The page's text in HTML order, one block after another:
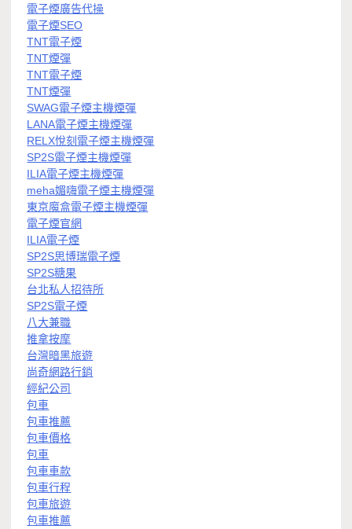
電子煙廣告代操
電子煙SEO
TNT電子煙
TNT煙彈
TNT電子煙
TNT煙彈
SWAG電子煙主機煙彈
LANA電子煙主機煙彈
RELX悅刻電子煙主機煙彈
SP2S電子煙主機煙彈
ILIA電子煙主機煙彈
meha媚嗨電子煙主機煙彈
東京魔盒電子煙主機煙彈
電子煙官網
ILIA電子煙
SP2S思博瑞電子煙
SP2S糖果
台北私人招待所
SP2S電子煙
八大兼職
推拿按摩
台灣暗黑旅遊
尚奇網路行銷
經紀公司
包車
包車推薦
包車價格
包車
包車車款
包車行程
包車旅遊
包車推薦